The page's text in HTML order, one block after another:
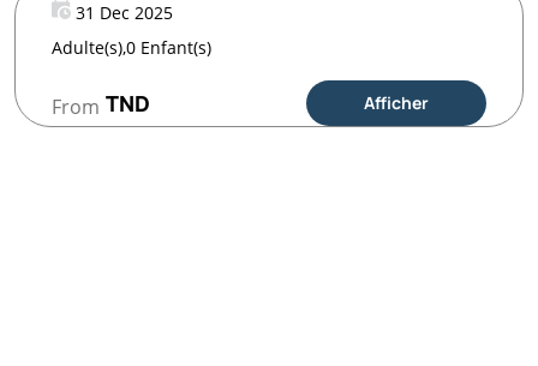
31 Dec 2025
Adulte(s),0 Enfant(s)
From TND Afficher